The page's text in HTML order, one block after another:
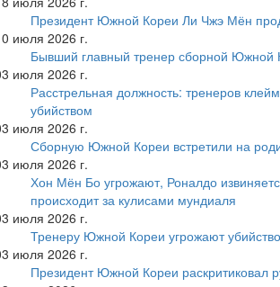
Президент Южной Кореи Ли Чжэ Мён
июля 2026 г.
Бывший главный тренер сборной Южной
июля 2026 г.
Расстрельная должность: тренеров
убийством
июля 2026 г.
Сборную Южной Кореи встретили на
июля 2026 г.
Хон Мён Бо угрожают, Роналдо
происходит за кулисами мундиаля
июля 2026 г.
Тренеру Южной Кореи угрожают
июля 2026 г.
Президент Южной Кореи раскритиковал